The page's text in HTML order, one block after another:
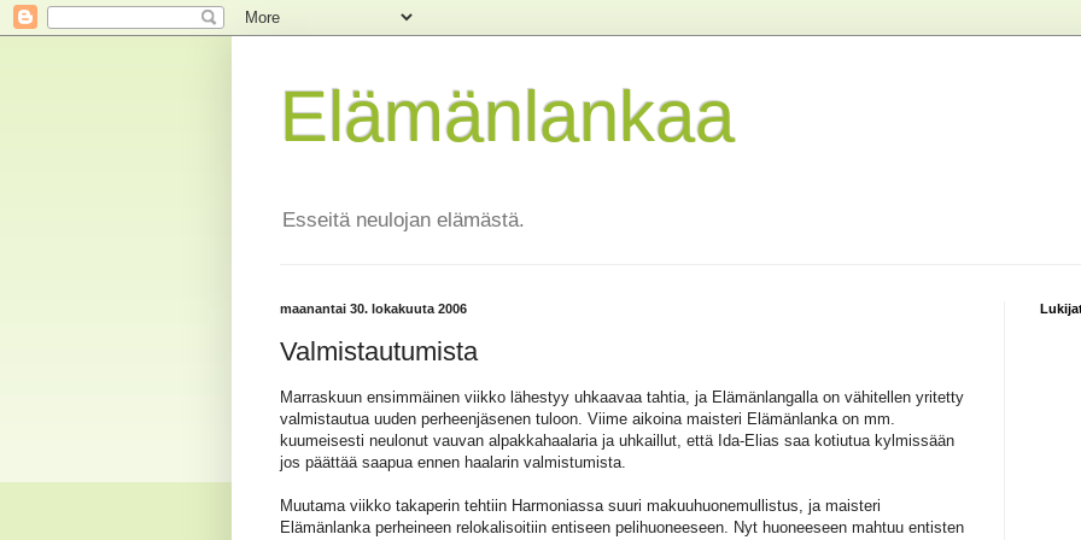
Elämänlankaa
Esseitä neulojan elämästä.
maanantai 30. lokakuuta 2006
Valmistautumista
Marraskuun ensimmäinen viikko lähestyy uhkaavaa tahtia, ja Elämänlangalla on vähitellen yritetty
valmistautua uuden perheenjäsenen tuloon. Viime aikoina maisteri Elämänlanka on mm.
kuumeisesti neulonut vauvan alpakkahaalaria ja uhkaillut, että Ida-Elias saa kotiutua kylmissään
jos päättää saapua ennen haalarin valmistumista.
Muutama viikko takaperin tehtiin Harmoniassa suuri makuuhuonemullistus, ja maisteri
Elämänlanka perheineen relokalisoitiin entiseen pelihuoneeseen. Nyt huoneeseen mahtuu entisten